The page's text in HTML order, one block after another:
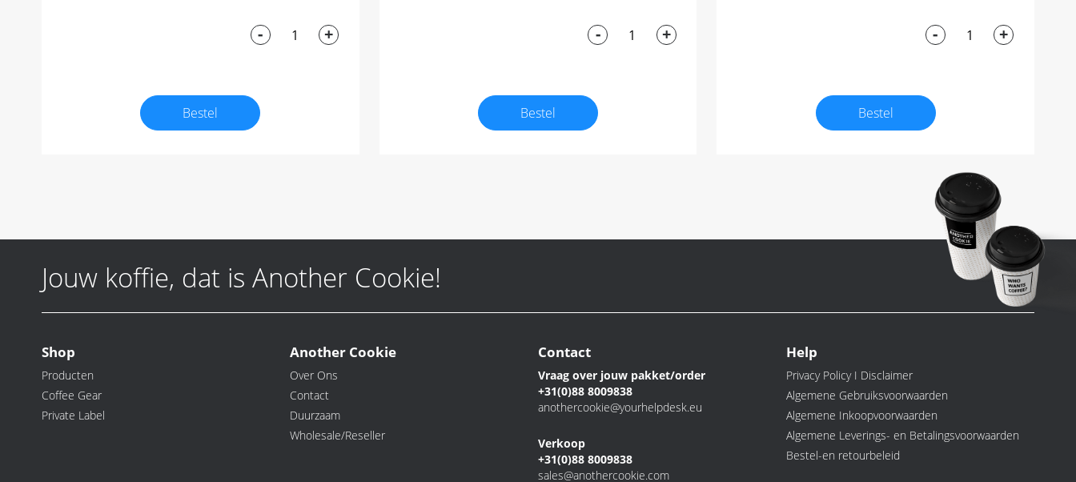
- +
Bestel
- +
Bestel
- +
Bestel
Jouw koffie, dat is Another Cookie!
Shop
Producten
Coffee Gear
Private Label
Another Cookie
Over Ons
Contact
Duurzaam
Wholesale/Reseller
Contact
Vraag over jouw pakket/order
+31(0)88 8009838
anothercookie@yourhelpdesk.eu
Verkoop
+31(0)88 8009838
sales@anothercookie.com
Help
Privacy Policy I Disclaimer
Algemene Gebruiksvoorwaarden
Algemene Inkoopvoorwaarden
Algemene Leverings- en Betalingsvoorwaarden
Bestel-en retourbeleid